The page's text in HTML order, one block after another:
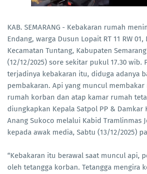
KAB. SEMARANG - Kebakaran rumah
Endang, warga Dusun Lopait RT 11 RW 01,
Kecamatan Tuntang, Kabupaten
(12/12/2025) sore sekitar pukul 17.30 wib.
terjadinya kebakaran itu, diduga adanya
pembakaran. Api yang muncul
rumah korban dan atap kamar rumah
diungkapkan Kepala Satpol PP & Damkar
Anang Sukoco melalui Kabid Tramlinmas
kepada awak media, Sabtu (13/12/2025)
“Kebakaran itu berawal saat muncul api,
oleh tetangga korban. Tetangga mengira